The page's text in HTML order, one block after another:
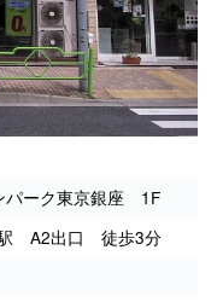
パーク東京銀座 1F
駅 A2出口 徒歩3分